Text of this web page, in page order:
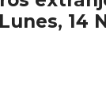
Lunes, 14